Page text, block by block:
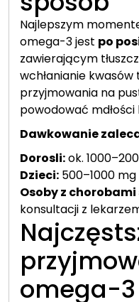
Najlepszym
omega-3 jest po
zawierającym
wchłanianie kwasów
przyjmowania na
powodować mdłości
Dawkowanie
Dorosli:ok.
Dzieci: 500–1000
Osoby z chorobami
konsultacji z
omega-